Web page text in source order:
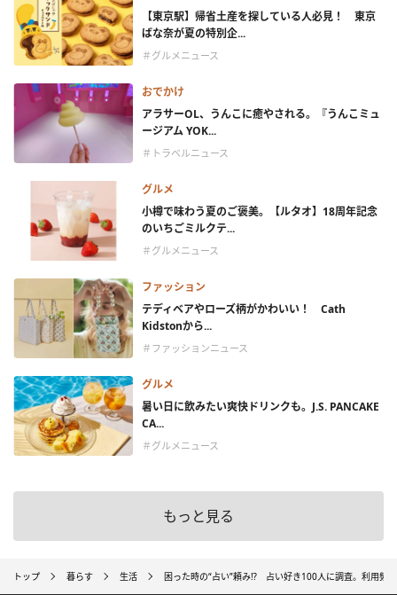
【東京駅】帰省土産を探している人必見！ 東京
ばな奈が夏の特別企...
＃グルメニュース
おでかけ
アラサーOL、うんこに癒やされる。『うんこミュ
ージアム YOK...
＃トラベルニュース
グルメ
小樽で味わう夏のご褒美。【ルタオ】18周年記念
のいちごミルクテ...
＃グルメニュース
ファッション
テディベアやローズ柄がかわいい！ Cath
Kidstonから...
＃ファッションニュース
グルメ
暑い日に飲みたい爽快ドリンクも。J.S. PANCAKE
CA...
＃グルメニュース
もっと見る
トップ 暮らす 生活 困った時の“占い”頼み⁉ 占い好き100人に調査。利用頻